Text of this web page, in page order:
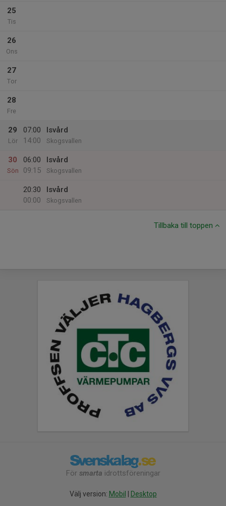
25
Tis
26
Ons
27
Tor
28
Fre
29
Lör
07:00
14:00
Isvård
Skogsvallen
30
Sön
06:00
09:15
Isvård
Skogsvallen
20:30
00:00
Isvård
Skogsvallen
Tillbaka till toppen
För smarta idrottsföreningar
Välj version: Mobil Desktop